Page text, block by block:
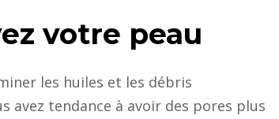
votre peau
les huiles et les débris
avez tendance à avoir des pores plus